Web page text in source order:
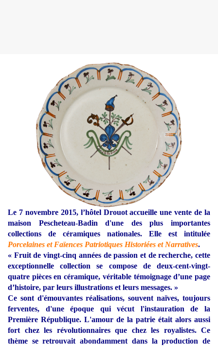
Le 7 novembre 2015, l’hôtel Drouot accueille une vente de la
maison Pescheteau-Badin d'une des plus importantes
collections de céramiques nationales. Elle est intitulée
Porcelaines et Faïences Patriotiques Historiées et Narratives.
« Fruit de vingt-cinq années de passion et de recherche, cette
exceptionnelle collection se compose de deux-cent-vingt-
quatre pièces en céramique, véritable témoignage d’une page
d’histoire, par leurs illustrations et leurs messages. »
Ce sont d'émouvantes réalisations, souvent naïves, toujours
ferventes, d'une époque qui vécut l'instauration de la
Première République. L'amour de la patrie était alors aussi
fort chez les révolutionnaires que chez les royalistes. Ce
thème se retrouvait abondamment dans la production de